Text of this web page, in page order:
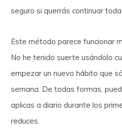
seguro si querrás continuar
Este método parece funcionar
No he tenido suerte usándolo
empezar un nuevo hábito que
semana. De todas formas,
aplicas a diario durante los
reduces.